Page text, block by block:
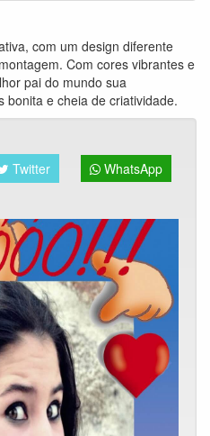
com um design diferente
Com cores vibrantes e
pai do mundo sua
bonita e cheia de criatividade.
Twitter WhatsApp